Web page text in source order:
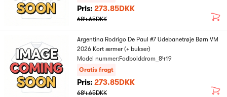
Pris: 273.85DKK
684.65DKK
Argentina Rodrigo De Paul #7 Udebanetrøje Børn VM
2026 Kort ærmer (+ bukser)
Model nummer:Fodbolddrom_8419
Gratis fragt
Pris: 273.85DKK
684.65DKK